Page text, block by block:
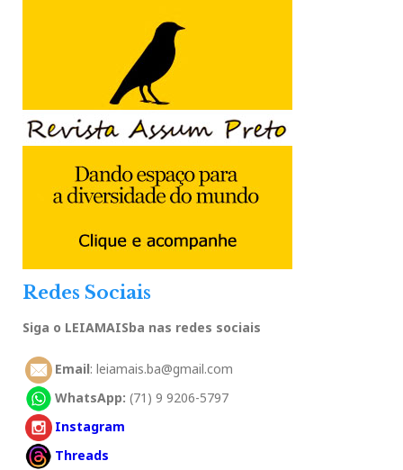
Redes Sociais
Siga o LEIAMAISba nas redes sociais
Email: leiamais.ba@gmail.com
WhatsApp: (71) 9 9206-5797
Instagram
Threads